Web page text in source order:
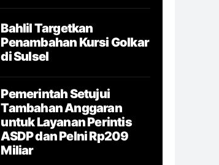
Bahlil Targetkan
Penambahan Kursi Golkar
di Sulsel
Pemerintah Setujui
Tambahan Anggaran
untuk Layanan Perintis
ASDP dan Pelni Rp209
Miliar